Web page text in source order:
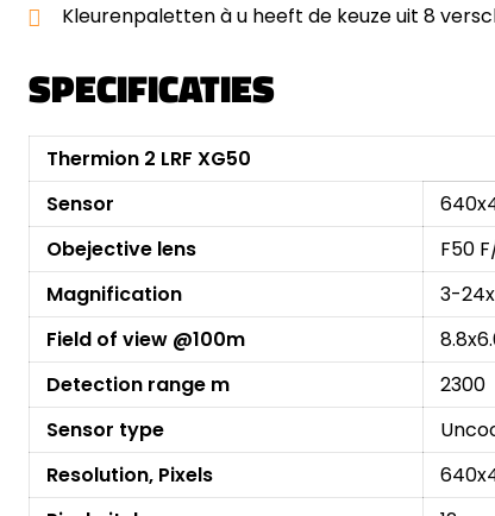
Kleurenpaletten à u heeft de keuze uit 8
SPECIFICATIES
Thermion 2 LRF XG50
Sensor
Obejective lens
F50
Magnification
3-24x
Field of view @100m
Detection range m
2300
Sensor type
Resolution, Pixels